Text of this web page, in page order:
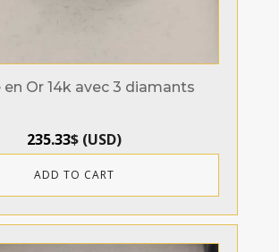
en Or 14k avec 3 diamants
235.33$(USD)
ADD TO CART